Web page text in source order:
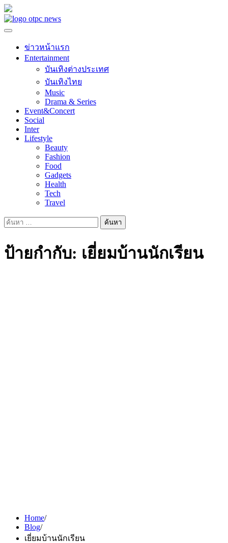
Skip
to
ข่าวหน้าแรก
Entertainment
บันเทิงต่างประเทศ
บันเทิงไทย
Music
Drama & Series
Event&Concert
Social
Inter
Lifestyle
Beauty
Fashion
Food
Gadgets
Health
Tech
Travel
ค้นหา
ป้ายกำกับ: เยี่ยมบ้านนักเรียน
Home
Blog
เยี่ยมบ้านนักเรียน